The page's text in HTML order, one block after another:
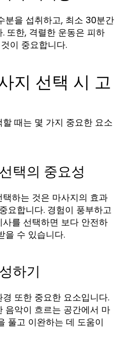
분을 섭취하고, 최소 30분간
또한, 격렬한 운동은 피하
이 중요합니다.
지 선택 시 고
때는 몇 가지 중요한 요소
택의 중요성
하는 것은 마사지의 효과
요합니다. 경험이 풍부하고
를 선택하면 보다 안전하
을 수 있습니다.
하기
또한 중요한 요소입니다.
음악이 흐르는 공간에서 마
풀고 이완하는 데 도움이